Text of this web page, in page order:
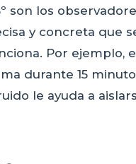
son los
y concreta que
Por ejemplo,
durante 15
le ayuda a